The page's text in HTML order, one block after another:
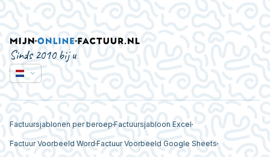
Sinds 2010 bij u
Factuursjablonen per beroep Factuursjabloon Excel
Factuur Voorbeeld Word Factuur Voorbeeld Google Sheets